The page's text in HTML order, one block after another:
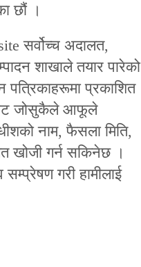
छौं ।
सर्वोच्च अदालत,
शाखाले तयार पारेको
प्रकाशित
जोसुकैले आफूले
नाम, फैसला मिति,
खोजी गर्न सकिनेछ ।
गरी हामीलाई